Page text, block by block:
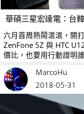
華碩三星宏達電：台
六月首周熱鬧滾滾，開
ZenFone 5Z 與 HTC
價比，也要用行動證明
銷售最佳 Samsung
款旗艦手機，統統有得買
MarcoHu
2018-05-31